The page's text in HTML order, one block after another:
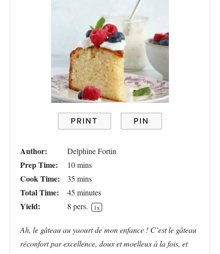
PRINT PIN
Author: Delphine Fortin
Prep Time: 10 mins
Cook Time: 35 mins
Total Time: 45 minutes
Yield: 8 pers. 1x
Ah, le gâteau au yaourt de mon enfance ! C’est le gâteau
réconfort par excellence, doux et moelleux à la fois, et